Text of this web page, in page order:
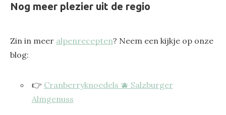
Nog meer plezier uit de regio
Zin in meer alpenrecepten? Neem een kijkje op onze
blog:
👉 Cranberryknoedels 🫐 Salzburger
Almgenuss